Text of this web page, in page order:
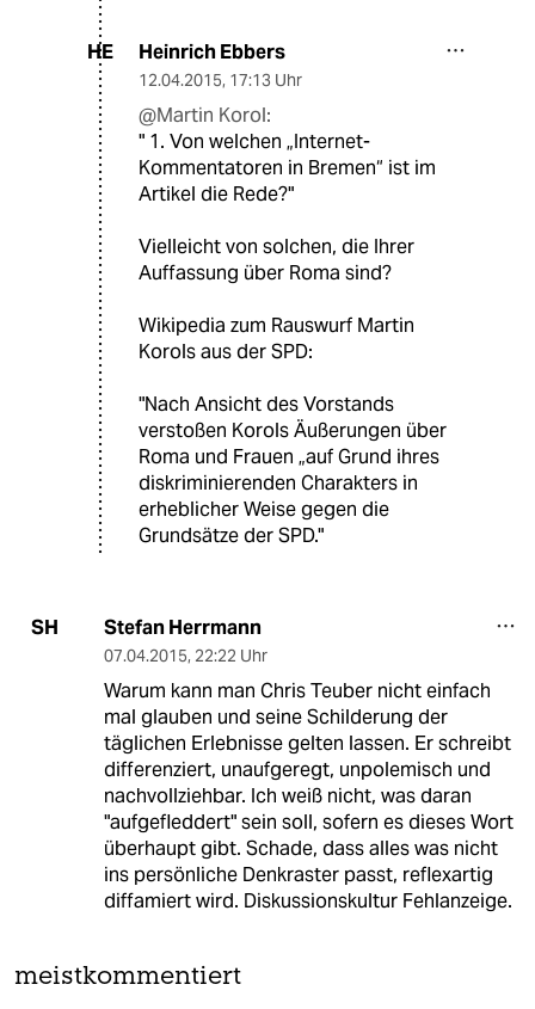
HE Heinrich Ebbers
12.04.2015, 17:13 Uhr
@Martin Korol:
" 1. Von welchen „Internet-
Kommentatoren in Bremen“ ist im
Artikel die Rede?"
Vielleicht von solchen, die Ihrer
Auffassung über Roma sind?
Wikipedia zum Rauswurf Martin
Korols aus der SPD:
"Nach Ansicht des Vorstands
verstoßen Korols Äußerungen über
Roma und Frauen „auf Grund ihres
diskriminierenden Charakters in
erheblicher Weise gegen die
Grundsätze der SPD."
SH Stefan Herrmann
07.04.2015, 22:22 Uhr
Warum kann man Chris Teuber nicht einfach
mal glauben und seine Schilderung der
täglichen Erlebnisse gelten lassen. Er schreibt
differenziert, unaufgeregt, unpolemisch und
nachvollziehbar. Ich weiß nicht, was daran
"aufgefleddert" sein soll, sofern es dieses Wort
überhaupt gibt. Schade, dass alles was nicht
ins persönliche Denkraster passt, reflexartig
diffamiert wird. Diskussionskultur Fehlanzeige.
meistkommentiert